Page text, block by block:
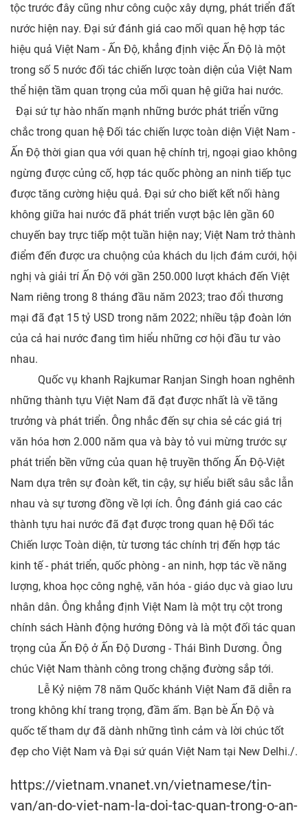
tộc trước đây cũng như công cuộc xây dựng, phát triển đất
nước hiện nay. Đại sứ đánh giá cao mối quan hệ hợp tác
hiệu quả Việt Nam - Ấn Độ, khẳng định việc Ấn Độ là một
trong số 5 nước đối tác chiến lược toàn diện của Việt Nam
thể hiện tầm quan trọng của mối quan hệ giữa hai nước.
Đại sứ tự hào nhấn mạnh những bước phát triển vững
chắc trong quan hệ Đối tác chiến lược toàn diện Việt Nam -
Ấn Độ thời gian qua với quan hệ chính trị, ngoại giao không
ngừng được củng cố, hợp tác quốc phòng an ninh tiếp tục
được tăng cường hiệu quả. Đại sứ cho biết kết nối hàng
không giữa hai nước đã phát triển vượt bậc lên gần 60
chuyến bay trực tiếp một tuần hiện nay; Việt Nam trở thành
điểm đến được ưa chuộng của khách du lịch đám cưới, hội
nghị và giải trí Ấn Độ với gần 250.000 lượt khách đến Việt
Nam riêng trong 8 tháng đầu năm 2023; trao đổi thương
mại đã đạt 15 tỷ USD trong năm 2022; nhiều tập đoàn lớn
của cả hai nước đang tìm hiểu những cơ hội đầu tư vào
nhau.
Quốc vụ khanh Rajkumar Ranjan Singh hoan nghênh
những thành tựu Việt Nam đã đạt được nhất là về tăng
trưởng và phát triển. Ông nhắc đến sự chia sẻ các giá trị
văn hóa hơn 2.000 năm qua và bày tỏ vui mừng trước sự
phát triển bền vững của quan hệ truyền thống Ấn Độ-Việt
Nam dựa trên sự đoàn kết, tin cậy, sự hiểu biết sâu sắc lẫn
nhau và sự tương đồng về lợi ích. Ông đánh giá cao các
thành tựu hai nước đã đạt được trong quan hệ Đối tác
Chiến lược Toàn diện, từ tương tác chính trị đến hợp tác
kinh tế - phát triển, quốc phòng - an ninh, hợp tác về năng
lượng, khoa học công nghệ, văn hóa - giáo dục và giao lưu
nhân dân. Ông khẳng định Việt Nam là một trụ cột trong
chính sách Hành động hướng Đông và là một đối tác quan
trọng của Ấn Độ ở Ấn Độ Dương - Thái Bình Dương. Ông
chúc Việt Nam thành công trong chặng đường sắp tới.
Lễ Kỷ niệm 78 năm Quốc khánh Việt Nam đã diễn ra
trong không khí trang trọng, đầm ấm. Bạn bè Ấn Độ và
quốc tế tham dự đã dành những tình cảm và lời chúc tốt
đẹp cho Việt Nam và Đại sứ quán Việt Nam tại New Delhi./.
https://vietnam.vnanet.vn/vietnamese/tin-
van/an-do-viet-nam-la-doi-tac-quan-trong-o-an-